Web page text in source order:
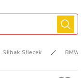
Silbak Silecek BMW